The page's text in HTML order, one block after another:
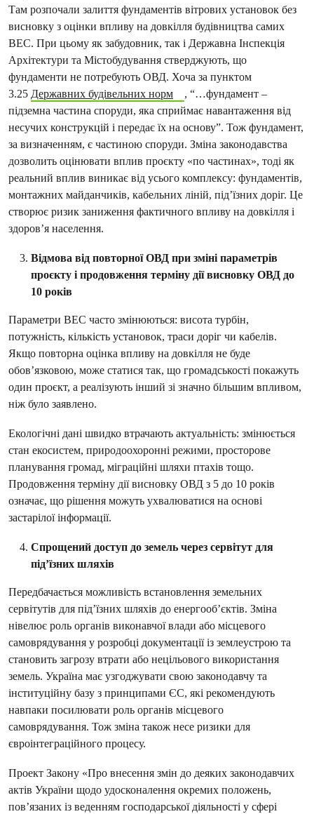
Там розпочали залиття фундаментів вітрових установок без
висновку з оцінки впливу на довкілля будівництва самих
ВЕС. При цьому як забудовник, так і Державна Інспекція
Архітектури та Містобудування стверджують, що
фундаменти не потребують ОВД. Хоча за пунктом
3.25 Державних будівельних норм
, “…фундамент –
підземна частина споруди, яка сприймає навантаження від
несучих конструкцій і передає їх на основу”. Тож фундамент,
за визначенням, є частиною споруди. Зміна законодавства
дозволить оцінювати вплив проєкту «по частинах», тоді як
реальний вплив виникає від усього комплексу: фундаментів,
монтажних майданчиків, кабельних ліній, під’їзних доріг. Це
створює ризик заниження фактичного впливу на довкілля і
здоров’я населення.
Відмова від повторної ОВД при зміні параметрів
проєкту і продовження терміну дії висновку ОВД до
10 років
Параметри ВЕС часто змінюються: висота турбін,
потужність, кількість установок, траси доріг чи кабелів.
Якщо повторна оцінка впливу на довкілля не буде
обов’язковою, може статися так, що громадськості покажуть
один проєкт, а реалізують інший зі значно більшим впливом,
ніж було заявлено.
Екологічні дані швидко втрачають актуальність: змінюється
стан екосистем, природоохоронні режими, просторове
планування громад, міграційні шляхи птахів тощо.
Продовження терміну дії висновку ОВД з 5 до 10 років
означає, що рішення можуть ухвалюватися на основі
застарілої інформації.
Спрощений доступ до земель через сервітут для
під’їзних шляхів
Передбачається можливість встановлення земельних
сервітутів для під’їзних шляхів до енергооб’єктів. Зміна
нівелює роль органів виконавчої влади або місцевого
самоврядування у розробці документації із землеустрою та
становить загрозу втрати або нецільового використання
земель. Україна має узгоджувати свою законодавчу та
інституційну базу з принципами ЄС, які рекомендують
навпаки посилювати роль органів місцевого
самоврядування. Тож зміна також несе ризики для
євроінтеграційного процесу.
Проект Закону «Про внесення змін до деяких законодавчих
актів України щодо удосконалення окремих положень,
пов’язаних із веденням господарської діяльності у сфері